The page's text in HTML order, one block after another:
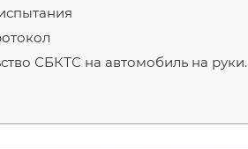
СБКТС на автомобиль на руки.